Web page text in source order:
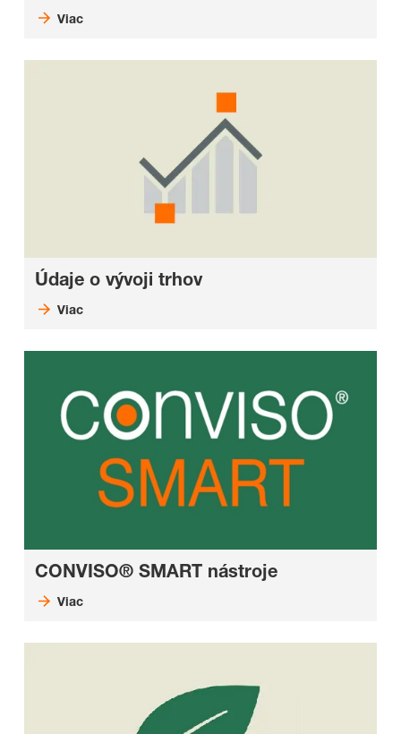
Viac
Údaje o vývoji trhov
Viac
CONVISO® SMART nástroje
Viac